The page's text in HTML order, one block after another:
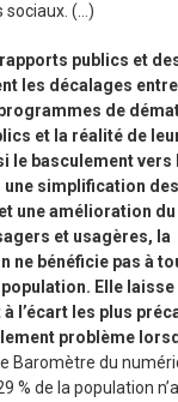
sociaux. (…)
publics et
les décalages
de
et la réalité de
le basculement vers
une simplification
une amélioration
et usagères, la
ne bénéficie pas à
Elle laisse
l’écart les plus
problème
Le Baromètre du
% de la population